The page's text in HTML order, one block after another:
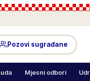
Pozovi sugrađane
Mjesni odbori